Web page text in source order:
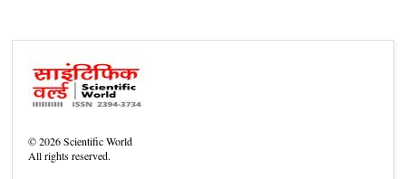
©2026Scientific World
All rights reserved.